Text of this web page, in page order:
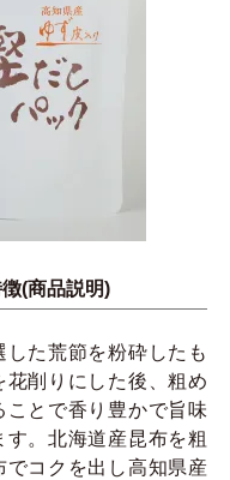
(商品説明)
た荒節を粉砕したも
花削りにした後、粗め
ことで香り豊かで旨味
す。北海道産昆布を粗
でコクを出し高知県産